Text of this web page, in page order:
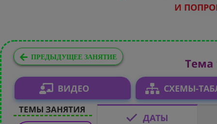
И
ПРЕДЫДУЩЕЕ ЗАНЯТИЕ Тема
ВИДЕО СХЕМЫ-
ТЕМЫ ЗАНЯТИЯ
ДАТЫ